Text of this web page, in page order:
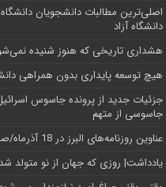
اصلی‌ترین مطالبات دانشجویان
دانشگاه آز‌اد
هشداری تاریخی که هنوز شنیده
هیچ توسعه پایداری بدون همراهی
جزئیات جدید از پرونده جاسوس
جاسوسی از متهم
عناوین روزنامه‌های البرز در ‌18 آذرماه/صدرنشینی در ارائه خدمات زایمان بی‌درد
یادداشت| روزی که جهان از نو متولد شد